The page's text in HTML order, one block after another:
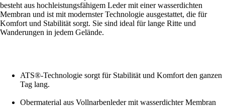
besteht aus hochleistungsfähigem Leder mit einer wasserdichten
Membran und ist mit modernster Technologie ausgestattet, die für
Komfort und Stabilität sorgt. Sie sind ideal für lange Ritte und
Wanderungen in jedem Gelände.
ATS®-Technologie sorgt für Stabilität und Komfort den ganzen
Tag lang.
Obermaterial aus Vollnarbenleder mit wasserdichter Membran